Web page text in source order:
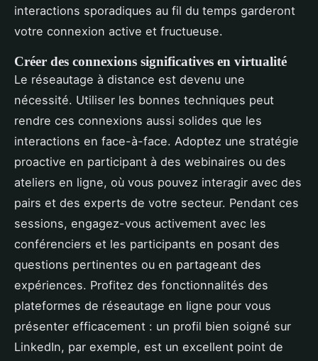
interactions sporadiques au fil du temps garderont
votre connexion active et fructueuse.
Créer des connexions significatives en virtualité
Le réseautage à distance est devenu une
nécessité. Utiliser les bonnes techniques peut
rendre ces connexions aussi solides que les
interactions en face-à-face. Adoptez une stratégie
proactive en participant à des webinaires ou des
ateliers en ligne, où vous pouvez interagir avec des
pairs et des experts de votre secteur. Pendant ces
sessions, engagez-vous activement avec les
conférenciers et les participants en posant des
questions pertinentes ou en partageant des
expériences. Profitez des fonctionnalités des
plateformes de réseautage en ligne pour vous
présenter efficacement : un profil bien soigné sur
LinkedIn, par exemple, est un excellent point de